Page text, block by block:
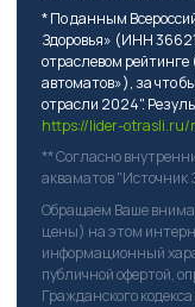
* По данным
Здоровья» (ИНН
отраслевом
автоматов»), за что
отрасли 2024".
https://lider-
** Согласно
акваматов "Источник
Обращаем Ваше
цены) на этом
информационный
публичной офертой,
Гражданского кодекса